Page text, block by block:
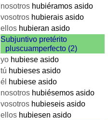
nosotros hubiéramos asido
vosotros hubierais asido
ellos hubieran asido
Subjuntivo pretérito
pluscuamperfecto (2)
yo hubiese asido
tú hubieses asido
él hubiese asido
nosotros hubiésemos asido
vosotros hubieseis asido
ellos hubiesen asido